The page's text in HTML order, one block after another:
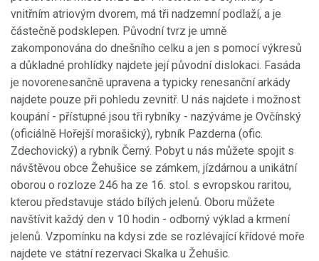
vnitřním atriovým dvorem, má tři nadzemní podlaží, a je
částečně podsklepen. Původní tvrz je umně
zakomponována do dnešního celku a jen s pomocí výkresů
a důkladné prohlídky najdete její původní dislokaci. Fasáda
je novorenesančně upravena a typicky renesanční arkády
najdete pouze při pohledu zevnitř. U nás najdete i možnost
koupání - přístupné jsou tři rybníky - nazýváme je Ovčínský
(oficiálně Hořejší morašický), rybník Pazderna (ofic.
Zdechovický) a rybník Černý. Pobyt u nás můžete spojit s
návštěvou obce Žehušice se zámkem, jízdárnou a unikátní
oborou o rozloze 246 ha ze 16. stol. s evropskou raritou,
kterou představuje stádo bílých jelenů. Oboru můžete
navštívit každý den v 10 hodin - odborný výklad a krmení
jelenů. Vzpomínku na kdysi zde se rozlévající křídové moře
najdete ve státní rezervaci Skalka u Žehušic.